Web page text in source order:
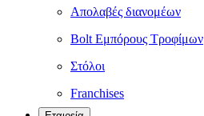
Απολαβές διανομέων
Bolt Εμπόρους Τροφίμων
Στόλοι
Franchises